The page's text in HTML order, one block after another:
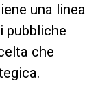
una linea
pubbliche
che